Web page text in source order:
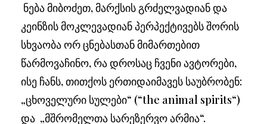
ნება მიბოძეთ, მარქსის გრძელვადიან და
კეინზის მოკლევადიან პერპექტივებს შორის
სხვაობა ორ ცნებასთან მიმართებით
წარმოვაჩინო, რა დროსაც ჩვენი ავტორები,
ისე ჩანს, თითქოს ერთიდაიმავეს საუბრობენ:
„ცხოველური სულები“ (“the animal spirits“)
და „მშრომელთა სარეზერვო არმია“.